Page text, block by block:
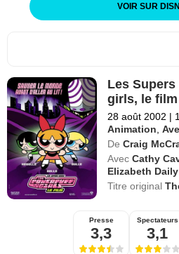
VOIR SUR
Les
girls, le film
28 août 2002 |
Animation ,
De Craig
Avec Cathy
Elizabeth Daily
Titre original
Presse
3,3
Spectateurs
3,1